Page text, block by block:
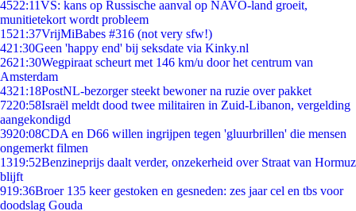
4522:11VS: kans op Russische aanval op NAVO-land groeit,
munitietekort wordt probleem
1521:37VrijMiBabes #316 (not very sfw!)
421:30Geen 'happy end' bij seksdate via Kinky.nl
2621:30Wegpiraat scheurt met 146 km/u door het centrum van
Amsterdam
4321:18PostNL-bezorger steekt bewoner na ruzie over pakket
7220:58Israël meldt dood twee militairen in Zuid-Libanon, vergelding
aangekondigd
3920:08CDA en D66 willen ingrijpen tegen 'gluurbrillen' die mensen
ongemerkt filmen
1319:52Benzineprijs daalt verder, onzekerheid over Straat van Hormuz
blijft
919:36Broer 135 keer gestoken en gesneden: zes jaar cel en tbs voor
doodslag Gouda